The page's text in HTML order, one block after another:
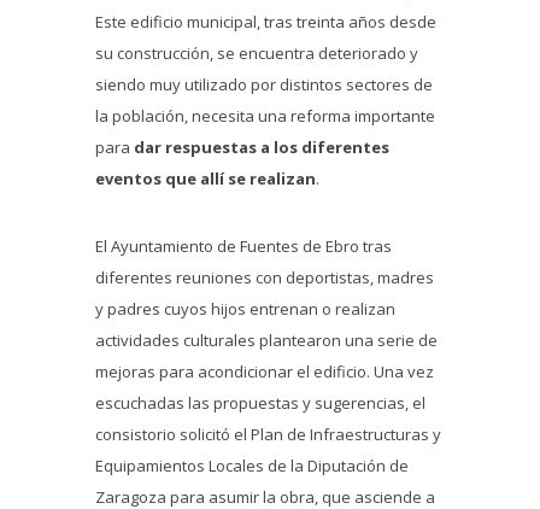
Este edificio municipal, tras treinta años desde
su construcción, se encuentra deteriorado y
siendo muy utilizado por distintos sectores de
la población, necesita una reforma importante
para dar respuestas a los diferentes
eventos que allí se realizan.
El Ayuntamiento de Fuentes de Ebro tras
diferentes reuniones con deportistas, madres
y padres cuyos hijos entrenan o realizan
actividades culturales plantearon una serie de
mejoras para acondicionar el edificio. Una vez
escuchadas las propuestas y sugerencias, el
consistorio solicitó el Plan de Infraestructuras y
Equipamientos Locales de la Diputación de
Zaragoza para asumir la obra, que asciende a